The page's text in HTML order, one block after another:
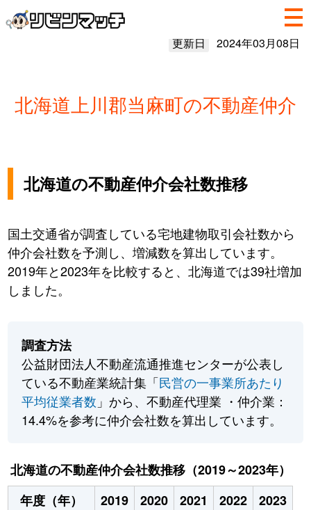
更新日 2024年03月08日
北海道上川郡当麻町の不動産仲介
北海道の不動産仲介会社数推移
国土交通省が調査している宅地建物取引会社数から
仲介会社数を予測し、増減数を算出しています。
2019年と2023年を比較すると、北海道では39社増加
しました。
調査方法
公益財団法人不動産流通推進センターが公表し
ている不動産業統計集「民営の一事業所あたり
平均従業者数 」から、不動産代理業 ・仲介業：
14.4%を参考に仲介会社数を算出しています。
北海道の不動産仲介会社数推移（2019～2023年）
年度（年）
2019 2020 2021 2022
2023